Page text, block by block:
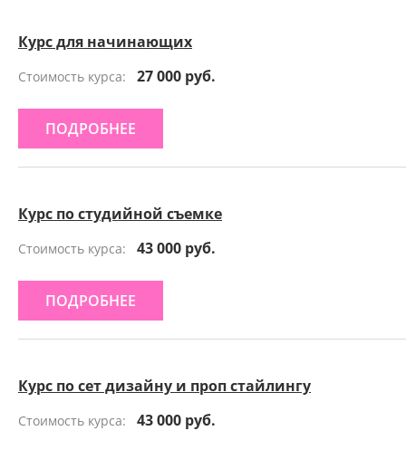
Курс для начинающих
Стоимость курса: 27 000 руб.
ПОДРОБНЕЕ
Курс по студийной съемке
Стоимость курса: 43 000 руб.
ПОДРОБНЕЕ
Курс по сет дизайну и проп стайлингу
Стоимость курса: 43 000 руб.